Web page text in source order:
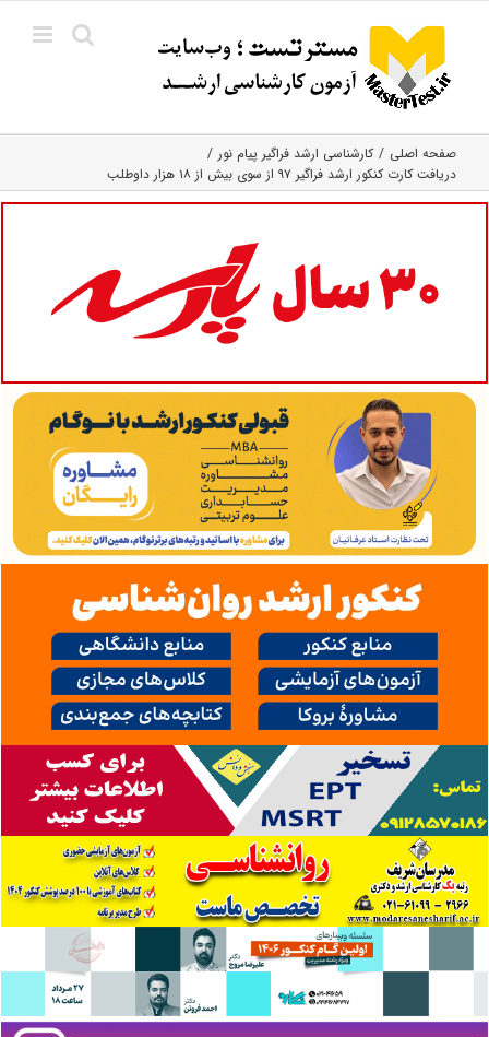
content
صفحه اصلی
کارشناسی ارشد فراگیر پیام نور
دریافت کارت کنکور ارشد فراگیر ۹۷ از سوی بیش از ۱۸ هزار داوطلب